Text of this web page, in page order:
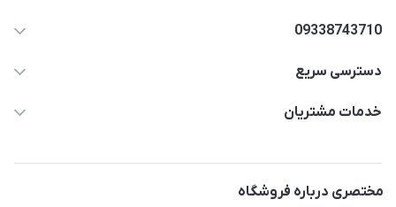
09338743710
دسترسی سریع
حساب کاربری
لیست محصولات
درباره ما
خدمات مشتریان
مختصری درباره فروشگاه